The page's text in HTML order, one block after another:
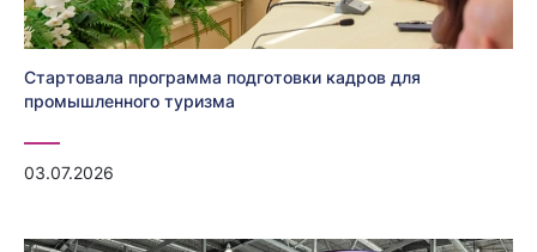
Стартовала программа подготовки кадров для
промышленного туризма
03.07.2026